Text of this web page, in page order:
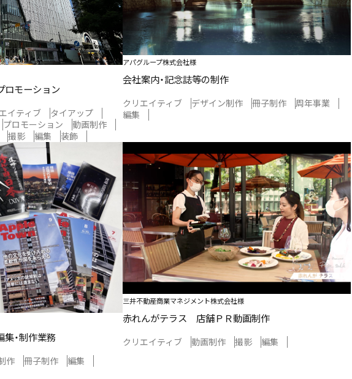
ロモーション
イティブ
タイアップ
プロモーション
動画制作
撮影 編集 装飾
アパグループ株式会社様
会社案内・記念誌等の制作
クリエイティブ デザイン制作 冊子制作
周年事業
編集
・制作業務
作 冊子制作 編集
三井不動産商業マネジメント株式会社様
赤れんがテラス 店舗ＰＲ動画制作
クリエイティブ 動画制作 撮影 編集